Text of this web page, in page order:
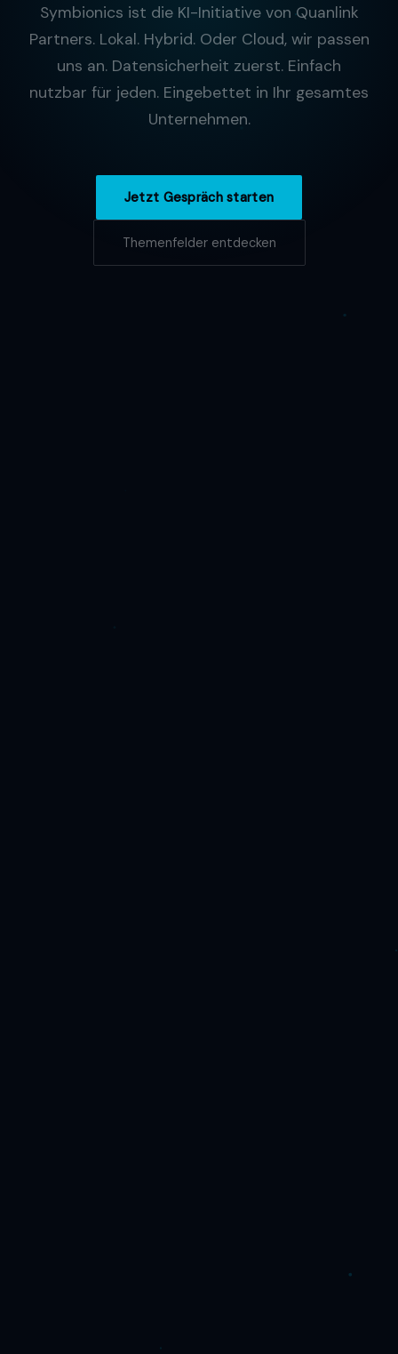
Symbionics ist die KI-Initiative von Quanlink
Partners. Lokal. Hybrid. Oder Cloud, wir passen
uns an. Datensicherheit zuerst. Einfach
nutzbar für jeden. Eingebettet in Ihr gesamtes
Unternehmen.
Jetzt Gespräch starten
Themenfelder entdecken